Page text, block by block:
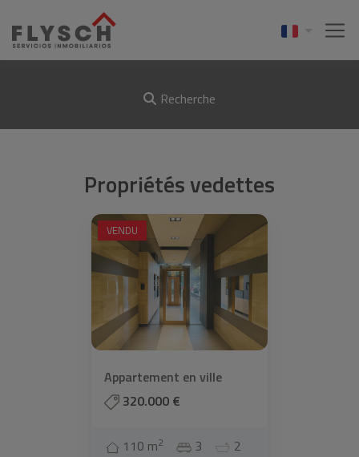
Recherche
Propriétés vedettes
VENDU
Appartement en ville
320.000 €
110 m2 3 2